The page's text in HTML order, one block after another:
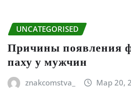
UNCATEGORISED
Причины появления
паху у мужчин
znakcomstva_ Мар 20,